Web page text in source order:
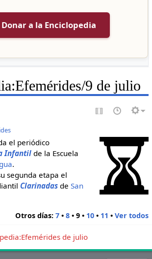
a la Enciclopedia
:Efemérides/9 de julio
el periódico
Infantil de la Escuela
.
segunda etapa el
Clarinadas deSan
Otros días:7 •8 •9 • 10 • 11 •Ver todos
de julio